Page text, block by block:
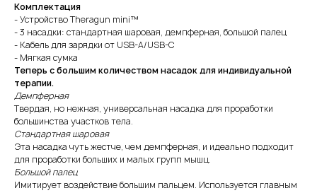
Комплектация
- Устройство Theragun mini™
- 3 насадки: стандартная шаровая, демпферная, большой палец
- Кабель для зарядки от USB-A/USB-C
- Мягкая сумка
Теперь с большим количеством насадок для индивидуальной
терапии.
Демпферная
Твердая, но нежная, универсальная насадка для проработки
большинства участков тела.
Стандартная шаровая
Эта насадка чуть жестче, чем демпферная, и идеально подходит
для проработки больших и малых групп мышц.
Большой палец
Имитирует воздействие большим пальцем. Используется главным